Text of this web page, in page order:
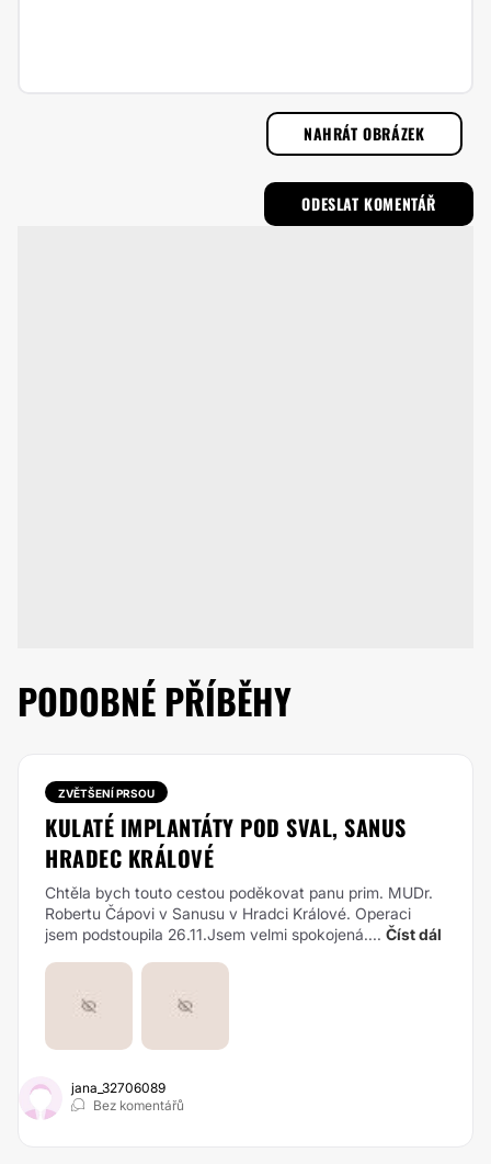
NAHRÁT OBRÁZEK
PODOBNÉ PŘÍBĚHY
ZVĚTŠENÍ PRSOU
KULATÉ IMPLANTÁTY POD SVAL, SANUS
HRADEC KRÁLOVÉ
Chtěla bych touto cestou poděkovat panu prim. MUDr.
Robertu Čápovi v Sanusu v Hradci Králové. Operaci
jsem podstoupila 26.11.Jsem velmi spokojená.... Číst dál
jana_32706089
Bez komentářů